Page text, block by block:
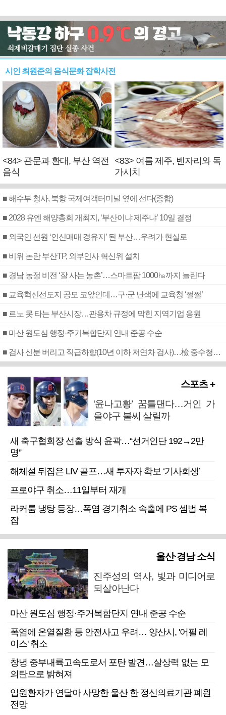
시인 최원준의 음식문화 잡학사전
<84> 관문과 환대, 부산 역전
음식
<83> 여름 제주, 벤자리와 독
가시치
■ 해수부 청사, 북항 국제여객터미널 옆에 선다(종합)
■ 2028 유엔 해양총회 개최지, ‘부산이냐 제주냐’ 10일 결정
■ 외국인 선원 ‘인신매매 경유지’ 된 부산…우려가 현실로
■ 비위 논란 부산TP, 외부인사 혁신위 설치
■ 경남 농정 비전 ‘잘 사는 농촌’…스마트팜 1000㏊까지 늘린다
■ 교육혁신선도지 공모 코앞인데…구·군 난색에 교육청 ‘쩔쩔’
■ 르노 못 타는 부산시장…관용차 규정에 막힌 지역기업 응원
■ 마산 원도심 행정·주거복합단지 연내 준공 수순
■ 검사 신분 버리고 직급하향(10년 이하 저연차 검사)…檢 중수청행 기피
스포츠 +
‘윤나고황’ 꿈틀댄다…거인 가
을야구 불씨 살릴까
새 축구협회장 선출 방식 윤곽…“선거인단 192→2만
명”
해체설 뒤집은 LIV 골프…새 투자자 확보 ‘기사회생’
프로야구 취소…11일부터 재개
라커룸 냉탕 등장…폭염 경기취소 속출에 PS 셈법 복
잡
울산·경남 소식
진주성의 역사, 빛과 미디어로
되살아난다
마산 원도심 행정·주거복합단지 연내 준공 수순
폭염에 온열질환 등 안전사고 우려… 양산시, '어필 레
이스' 취소
창녕 중부내륙고속도로서 포탄 발견…살상력 없는 모
의탄으로 밝혀져
입원환자가 연달아 사망한 울산 한 정신의료기관 폐원
전망